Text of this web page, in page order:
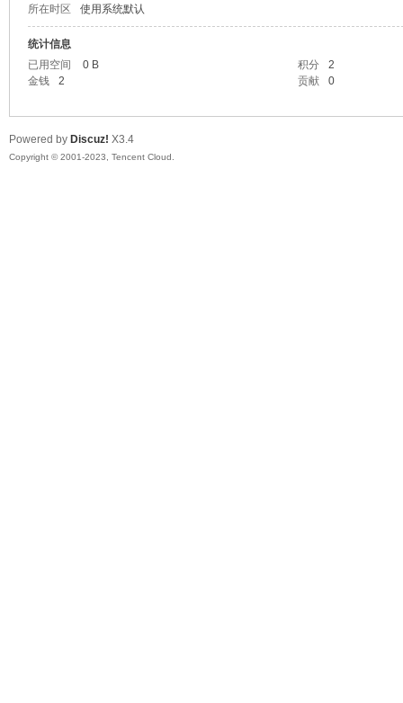
所在时区
使用系统默认
统计信息
已用空间
0 B 积分
2
金钱
2 贡献 0
Powered by Discuz! X3.4
Copyright © 2001-2023, Tencent Cloud.